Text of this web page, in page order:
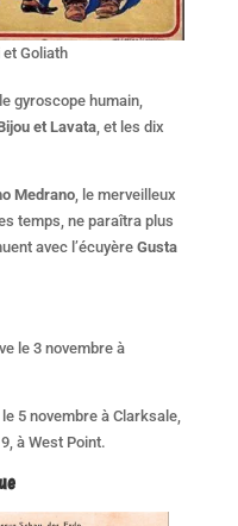
Goliath
gyroscope humain,
et Lavata, et les dix
Medrano, le merveilleux
temps, ne paraîtra plus
avec l’écuyère Gusta
le 3 novembre à
5 novembre à Clarksale,
à West Point.